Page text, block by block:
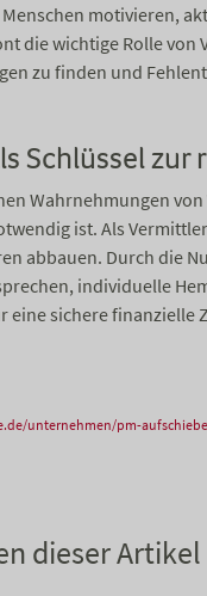
motivieren,
die wichtige Rolle
zu finden und
Schlüssel zur
Wahrnehmungen
ist. Als
abbauen. Durch die
individuelle
eine sichere finanzielle
unternehmen/pm-
dieser